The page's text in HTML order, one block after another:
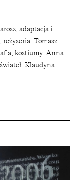
adaptacja i
reżyseria: Tomasz
kostiumy: Anna
Klaudyna